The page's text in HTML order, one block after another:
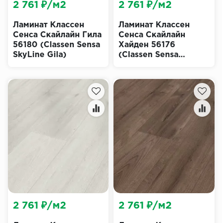
Ламинат Классен
Сенса Скайлайн Гила
56180 (Classen Sensa
SkyLine Gila)
2 761 ₽/м2
Ламинат Классен
Сенса Скайлайн
Хайден 56176
(Classen Sensa
2 761 ₽/м2
2 761 ₽/м2 2 761 ₽/м2